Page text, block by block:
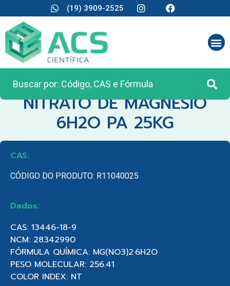
(19) 3909-2525
CATEGORIA: MATÉRIA PRIMA
NITRATO DE MAGNESIO
6H2O PA 25KG
CAS:
CÓDIGO DO PRODUTO: R11040025
Dados:
CAS: 13446-18-9
NCM: 28342990
FÓRMULA QUÍMICA: MG(NO3)2·6H2O
PESO MOLECULAR: 256.41
COLOR INDEX: NT